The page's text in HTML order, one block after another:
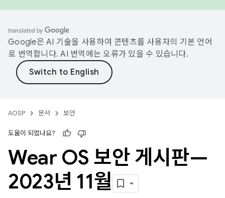
Google은 AI 기술을 사용하여 콘텐츠를 사용자의 기본 언어
로 번역합니다. AI 번역에는 오류가 있을 수 있습니다.
AOSP 문서 보안
도움이 되었나요?
Wear OS 보안 게시판—
2023년 11월